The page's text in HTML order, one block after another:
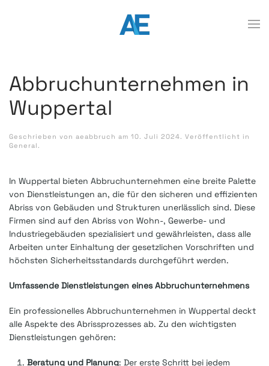
Abbruchunternehmen in
Wuppertal
Geschrieben von aeabbruch am 10. Juli 2024. Veröffentlicht in
General.
In Wuppertal bieten Abbruchunternehmen eine breite Palette
von Dienstleistungen an, die für den sicheren und effizienten
Abriss von Gebäuden und Strukturen unerlässlich sind. Diese
Firmen sind auf den Abriss von Wohn-, Gewerbe- und
Industriegebäuden spezialisiert und gewährleisten, dass alle
Arbeiten unter Einhaltung der gesetzlichen Vorschriften und
höchsten Sicherheitsstandards durchgeführt werden.
Umfassende Dienstleistungen eines Abbruchunternehmens
Ein professionelles Abbruchunternehmen in Wuppertal deckt
alle Aspekte des Abrissprozesses ab. Zu den wichtigsten
Dienstleistungen gehören:
Beratung und Planung: Der erste Schritt bei jedem